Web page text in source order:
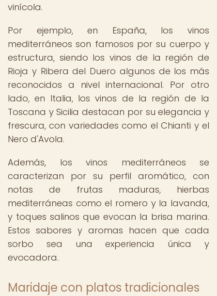
vinícola.
Por ejemplo, en España, los vinos
mediterráneos son famosos por su cuerpo y
estructura, siendo los vinos de la región de
Rioja y Ribera del Duero algunos de los más
reconocidos a nivel internacional. Por otro
lado, en Italia, los vinos de la región de la
Toscana y Sicilia destacan por su elegancia y
frescura, con variedades como el Chianti y el
Nero d'Avola.
Además, los vinos mediterráneos se
caracterizan por su perfil aromático, con
notas de frutas maduras, hierbas
mediterráneas como el romero y la lavanda,
y toques salinos que evocan la brisa marina.
Estos sabores y aromas hacen que cada
sorbo sea una experiencia única y
evocadora.
Maridaje con platos tradicionales